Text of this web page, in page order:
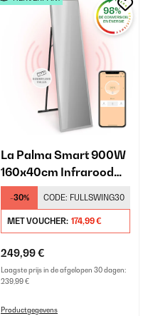
La Palma Smart 900W
160x40cm Infrarood
Spiegel Zilver
-30% CODE: FULLSWING30
MET VOUCHER: 174,99 €
249,99 €
Laagste prijs in de afgelopen 30 dagen:
239,99 €
Productgegevens